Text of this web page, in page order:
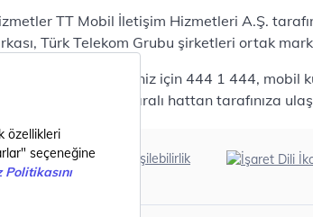
Tabanlı Yedekleme
as a Service(PaaS)
Servisler
TT Mobil İletişim Hizmetleri A.Ş.
Türk Telekom Grubu şirketleri ortak
bireysel talepleriniz için 444 1 444,
444 0375 numaralı hattan tarafınıza
Erişilebilirlik